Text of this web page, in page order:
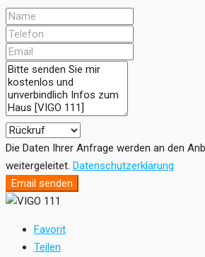
Die Daten Ihrer Anfrage werden an den
weitergeleitet. Datenschutzerklärung
Email senden
Favorit
Teilen